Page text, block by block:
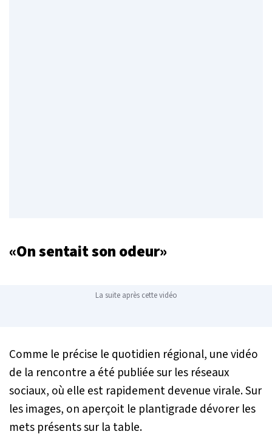
«On sentait son odeur»
La suite après cette vidéo
Comme le précise le quotidien régional, une vidéo
de la rencontre a été publiée sur les réseaux
sociaux, où elle est rapidement devenue virale. Sur
les images, on aperçoit le plantigrade dévorer les
mets présents sur la table.